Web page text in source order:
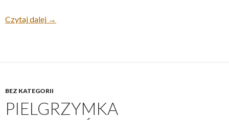
Czytaj dalej Relacja z 41 Pielgrzymki Prawników na Jasną Górę.
→
BEZ KATEGORII
PIELGRZYMKA